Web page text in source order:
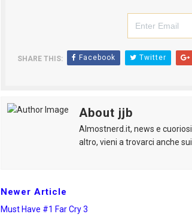
SHARE THIS: Facebook Twitter
About jjb
Almostnerd.it, news e
altro, vieni a trovarci anche
Newer Article
Must Have #1 Far Cry 3